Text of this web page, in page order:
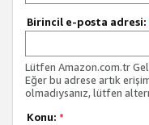
Birincil e-posta adresi:
Lütfen Amazon.com.tr
Eğer bu adrese artık
olmadıysanız, lütfen
Konu: *